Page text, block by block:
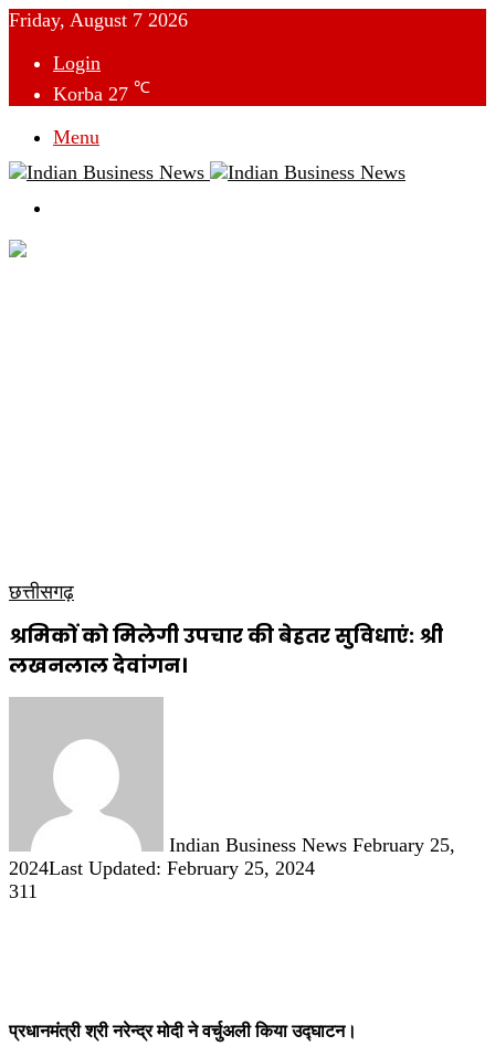
Friday, August 7 2026
Login
Korba 27 ℃
Menu
छत्तीसगढ़
श्रमिकों को मिलेगी उपचार की बेहतर सुविधाएं: श्री
लखनलाल देवांगन।
Indian Business News February 25,
2024Last Updated: February 25, 2024
311
प्रधानमंत्री श्री नरेन्द्र मोदी ने वर्चुअली किया उद्घाटन।